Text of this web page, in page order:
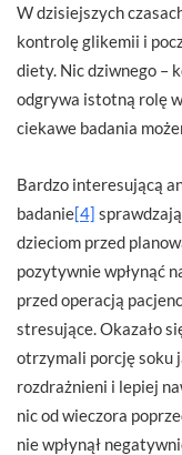
W dzisiejszych
kontrolę glikemii i
diety. Nic dziwnego –
odgrywa istotną rolę
ciekawe badania
Bardzo interesującą
badanie[4]
dzieciom przed
pozytywnie wpłynąć
przed operacją
stresujące. Okazało
otrzymali porcję soku
rozdrażnieni i lepiej
nic od wieczora
nie wpłynął